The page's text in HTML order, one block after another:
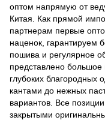
оптом напрямую от
Китая. Как прямой
партнерам первые
наценок, гарантируем
пошива и регулярное
представлено
глубоких благородных
кантами до нежных
вариантов. Все
закрытыми